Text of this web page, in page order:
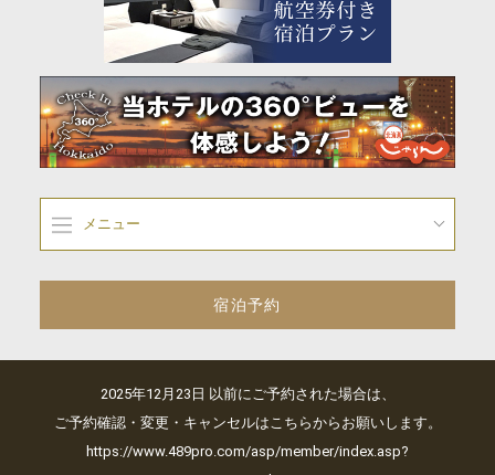
メニュー
宿泊予約
2025年12月23日 以前にご予約された場合は、
ご予約確認・変更・キャンセルはこちらからお願いします。
https://www.489pro.com/asp/member/index.asp?